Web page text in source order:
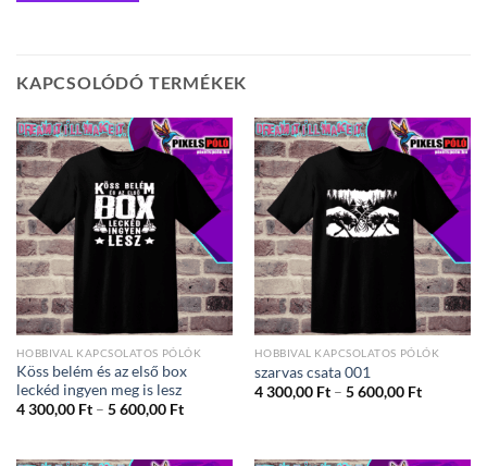
KAPCSOLÓDÓ TERMÉKEK
HOBBIVAL KAPCSOLATOS PÓLÓK
Köss belém és az első box
leckéd ingyen meg is lesz
4 300,00 Ft – 5 600,00 FtÁrtartomány:
HOBBIVAL KAPCSOLATOS PÓLÓK
szarvas csata 001
4 300,00 Ft – 5 600,00 Ft
600,00 Ft